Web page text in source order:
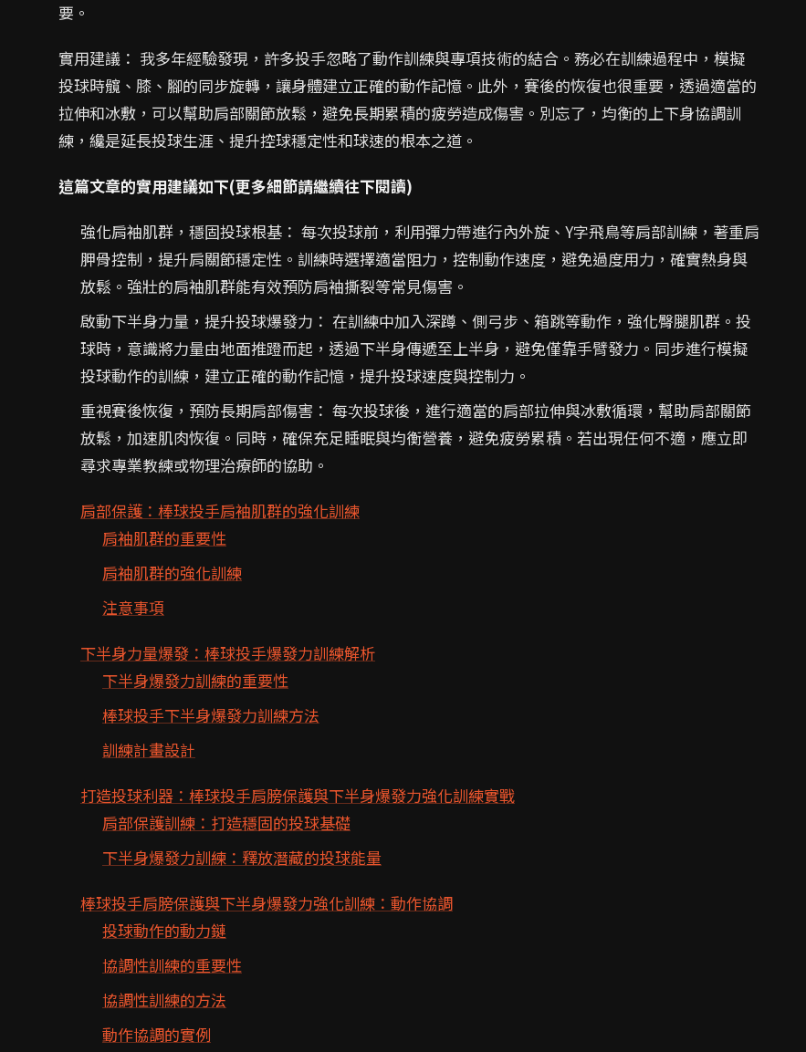
要。
實用建議： 我多年經驗發現，許多投手忽略了動作訓練與專項技術的結合。務必在訓練過程中，模擬
投球時髖、膝、腳的同步旋轉，讓身體建立正確的動作記憶。此外，賽後的恢復也很重要，透過適當的
拉伸和冰敷，可以幫助肩部關節放鬆，避免長期累積的疲勞造成傷害。別忘了，均衡的上下身協調訓
練，纔是延長投球生涯、提升控球穩定性和球速的根本之道。
這篇文章的實用建議如下(更多細節請繼續往下閱讀)
強化肩袖肌群，穩固投球根基： 每次投球前，利用彈力帶進行內外旋、Y字飛鳥等肩部訓練，著重肩
胛骨控制，提升肩關節穩定性。訓練時選擇適當阻力，控制動作速度，避免過度用力，確實熱身與
放鬆。強壯的肩袖肌群能有效預防肩袖撕裂等常見傷害。
啟動下半身力量，提升投球爆發力： 在訓練中加入深蹲、側弓步、箱跳等動作，強化臀腿肌群。投
球時，意識將力量由地面推蹬而起，透過下半身傳遞至上半身，避免僅靠手臂發力。同步進行模擬
投球動作的訓練，建立正確的動作記憶，提升投球速度與控制力。
重視賽後恢復，預防長期肩部傷害： 每次投球後，進行適當的肩部拉伸與冰敷循環，幫助肩部關節
放鬆，加速肌肉恢復。同時，確保充足睡眠與均衡營養，避免疲勞累積。若出現任何不適，應立即
尋求專業教練或物理治療師的協助。
肩部保護：棒球投手肩袖肌群的強化訓練
肩袖肌群的重要性
肩袖肌群的強化訓練
注意事項
下半身力量爆發：棒球投手爆發力訓練解析
下半身爆發力訓練的重要性
棒球投手下半身爆發力訓練方法
訓練計畫設計
打造投球利器：棒球投手肩膀保護與下半身爆發力強化訓練實戰
肩部保護訓練：打造穩固的投球基礎
下半身爆發力訓練：釋放潛藏的投球能量
棒球投手肩膀保護與下半身爆發力強化訓練：動作協調
投球動作的動力鏈
協調性訓練的重要性
協調性訓練的方法
動作協調的實例